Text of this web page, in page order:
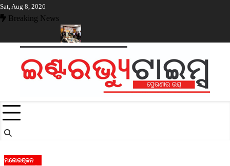
Skip
to
Sat, Aug 8, 2026
Breaking News
ମନୋରଞ୍ଜନ